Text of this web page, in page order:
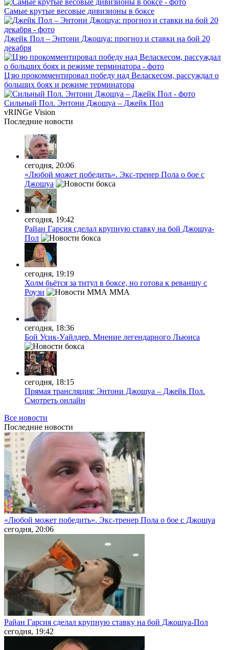
Самые крутые весовые дивизионы в боксе
Джейк Пол – Энтони Джошуа: прогноз и ставки на бой 20
декабря
Цзю прокомментировал победу над Веласкесом, рассуждал о
больших боях и режиме терминатора
Сильный Пол. Энтони Джошуа – Джейк Пол
vRINGe Vision
Последние новости
сегодня, 20:06
«Любой может победить». Экс-тренер Пола о бое с
Джошуа
сегодня, 19:42
Райан Гарсия сделал крупную ставку на бой Джошуа-
Пол
сегодня, 19:19
Холм бьётся за титул в боксе, но готова к реваншу с
Роузи
MMA
сегодня, 18:36
Бой Усик-Уайлдер. Мнение легендарного Льюиса
сегодня, 18:15
Прямая трансляция: Энтони Джошуа – Джейк Пол.
Смотреть онлайн
Все новости
Последние новости
«Любой может победить». Экс-тренер Пола о бое с Джошуа
сегодня, 20:06
Райан Гарсия сделал крупную ставку на бой Джошуа-Пол
сегодня, 19:42